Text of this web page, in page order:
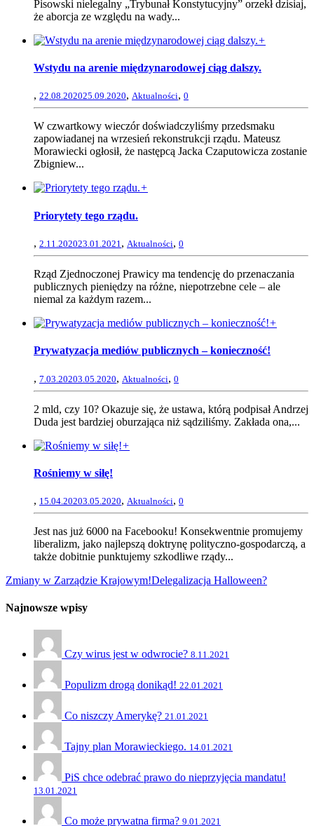
Pisowski nielegalny „Trybunał Konstytucyjny” orzekł dzisiaj,
że aborcja ze względu na wady...
+
Wstydu na arenie międzynarodowej ciąg dalszy.
, 22.08.202025.09.2020, Aktualności, 0
W czwartkowy wieczór doświadczyliśmy przedsmaku
zapowiadanej na wrzesień rekonstrukcji rządu. Mateusz
Morawiecki ogłosił, że następcą Jacka Czaputowicza zostanie
Zbigniew...
+
Priorytety tego rządu.
, 2.11.202023.01.2021, Aktualności, 0
Rząd Zjednoczonej Prawicy ma tendencję do przenaczania
publicznych pieniędzy na różne, niepotrzebne cele – ale
niemal za każdym razem...
+
Prywatyzacja mediów publicznych – konieczność!
, 7.03.20203.05.2020, Aktualności, 0
2 mld, czy 10? Okazuje się, że ustawa, którą podpisał Andrzej
Duda jest bardziej oburzająca niż sądziliśmy. Zakłada ona,...
+
Rośniemy w siłę!
, 15.04.20203.05.2020, Aktualności, 0
Jest nas już 6000 na Facebooku! Konsekwentnie promujemy
liberalizm, jako najlepszą doktrynę polityczno-gospodarczą, a
także dobitnie punktujemy szkodliwe rządy...
Zmiany w Zarządzie Krajowym!Delegalizacja Halloween?
Najnowsze wpisy
Czy wirus jest w odwrocie? 8.11.2021
Populizm drogą donikąd! 22.01.2021
Co niszczy Amerykę? 21.01.2021
Tajny plan Morawieckiego. 14.01.2021
PiS chce odebrać prawo do nieprzyjęcia mandatu!
13.01.2021
Co może prywatna firma? 9.01.2021